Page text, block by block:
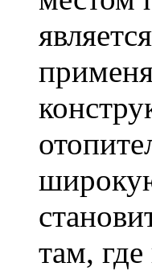
там,